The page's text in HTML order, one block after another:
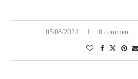
05/08/2024 0 comment